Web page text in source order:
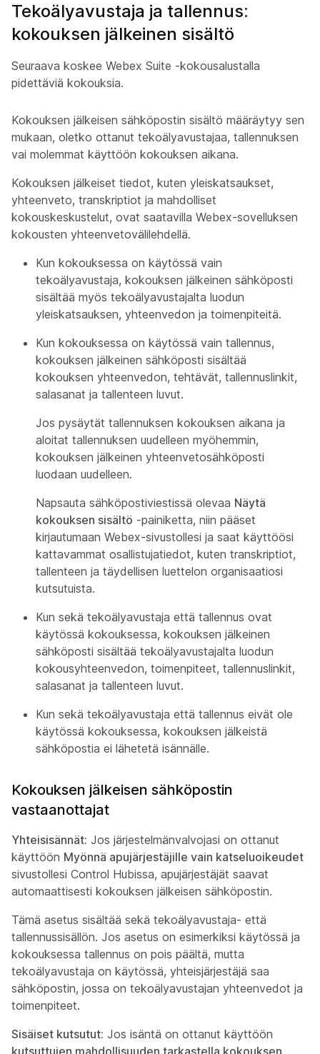
Tekoälyavustaja ja tallennus:
kokouksen jälkeinen sisältö
Seuraava koskee Webex Suite -kokousalustalla
pidettäviä kokouksia.
Kokouksen jälkeisen sähköpostin sisältö määräytyy sen
mukaan, oletko ottanut tekoälyavustajaa, tallennuksen
vai molemmat käyttöön kokouksen aikana.
Kokouksen jälkeiset tiedot, kuten yleiskatsaukset,
yhteenveto, transkriptiot ja mahdolliset
kokouskeskustelut, ovat saatavilla Webex-sovelluksen
kokousten yhteenvetovälilehdellä.
Kun kokouksessa on käytössä vain
tekoälyavustaja, kokouksen jälkeinen sähköposti
sisältää myös tekoälyavustajalta luodun
yleiskatsauksen, yhteenvedon ja toimenpiteitä.
Kun kokouksessa on käytössä vain tallennus,
kokouksen jälkeinen sähköposti sisältää
kokouksen yhteenvedon, tehtävät, tallennuslinkit,
salasanat ja tallenteen luvut.
Jos pysäytät tallennuksen kokouksen aikana ja
aloitat tallennuksen uudelleen myöhemmin,
kokouksen jälkeinen yhteenvetosähköposti
luodaan uudelleen.
Napsauta sähköpostiviestissä olevaa Näytä
kokouksen sisältö -painiketta, niin pääset
kirjautumaan Webex-sivustollesi ja saat käyttöösi
kattavammat osallistujatiedot, kuten transkriptiot,
tallenteen ja täydellisen luettelon organisaatiosi
kutsutuista.
Kun sekä tekoälyavustaja että tallennus ovat
käytössä kokouksessa, kokouksen jälkeinen
sähköposti sisältää tekoälyavustajalta luodun
kokousyhteenvedon, toimenpiteet, tallennuslinkit,
salasanat ja tallenteen luvut.
Kun sekä tekoälyavustaja että tallennus eivät ole
käytössä kokouksessa, kokouksen jälkeistä
sähköpostia ei lähetetä isännälle.
Kokouksen jälkeisen sähköpostin
vastaanottajat
Yhteisisännät: Jos järjestelmänvalvojasi on ottanut
käyttöön Myönnä apujärjestäjille vain katseluoikeudet
sivustollesi Control Hubissa, apujärjestäjät saavat
automaattisesti kokouksen jälkeisen sähköpostin.
Tämä asetus sisältää sekä tekoälyavustaja- että
tallennussisällön. Jos asetus on esimerkiksi käytössä ja
kokouksessa tallennus on pois päältä, mutta
tekoälyavustaja on käytössä, yhteisjärjestäjä saa
sähköpostin, jossa on tekoälyavustajan yhteenvedot ja
toimenpiteet.
Sisäiset kutsutut: Jos isäntä on ottanut käyttöön
kutsuttujen mahdollisuuden tarkastella kokouksen